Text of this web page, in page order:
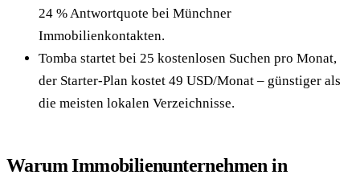
24 % Antwortquote bei Münchner
Immobilienkontakten.
Tomba startet bei 25 kostenlosen Suchen pro Monat,
der Starter-Plan kostet 49 USD/Monat – günstiger als
die meisten lokalen Verzeichnisse.
Warum Immobilienunternehmen in